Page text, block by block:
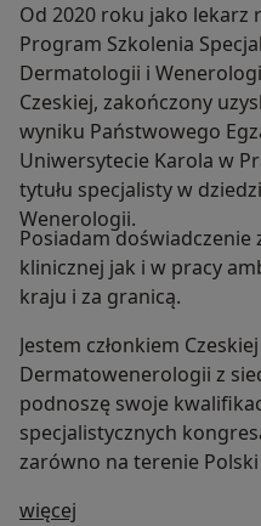
Od 2020 roku jako lekarz
Program Szkolenia
Dermatologii i
Czeskiej, zakończony
wyniku Państwowego
Uniwersytecie Karola w
tytułu specjalisty w
Wenerologii.
Posiadam
klinicznej jak i w pracy
kraju i za granicą.
Jestem członkiem
Dermatowenerologii z
podnoszę swoje
specjalistycznych
zarówno na terenie
więcej